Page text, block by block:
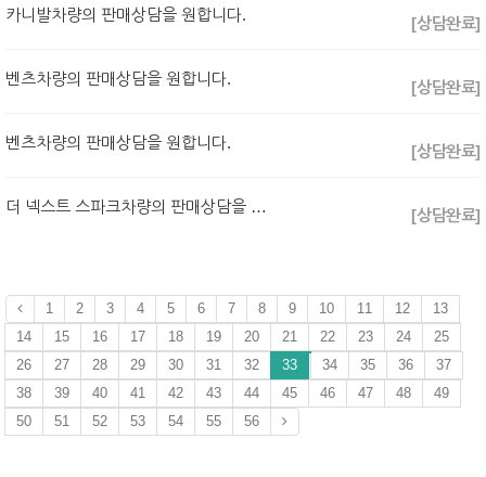
카니발차량의 판매상담을 원합니다. [상담완료]
벤츠차량의 판매상담을 원합니다. [상담완료]
벤츠차량의 판매상담을 원합니다. [상담완료]
더 넥스트 스파크차량의 판매상담을 원합니다. [상담완료]
1 2 3 4 5 6 7 8 9 10 11 12
13
14
15 16 17 18 19 20 21 22 23 24
25
26
27 28 29 30 31 32 33 34 35 36
37
38
39 40 41 42 43 44 45 46 47 48
49
50
51 52 53 54 55 56